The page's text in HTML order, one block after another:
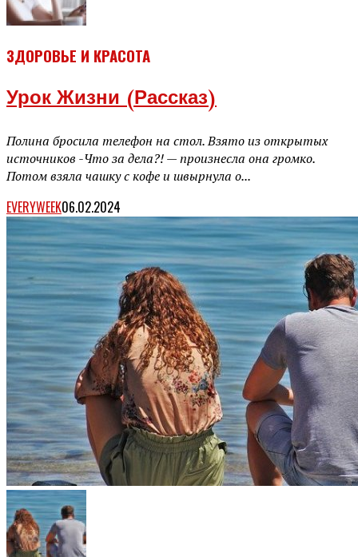
ЗДОРОВЬЕ И КРАСОТА
Урок Жизни (рассказ)
Полина бросила телефон на стол. Взято из открытых
источников -Что за дела?! — произнесла она громко.
Потом взяла чашку с кофе и швырнула о...
EVERYWEEK06.02.2024